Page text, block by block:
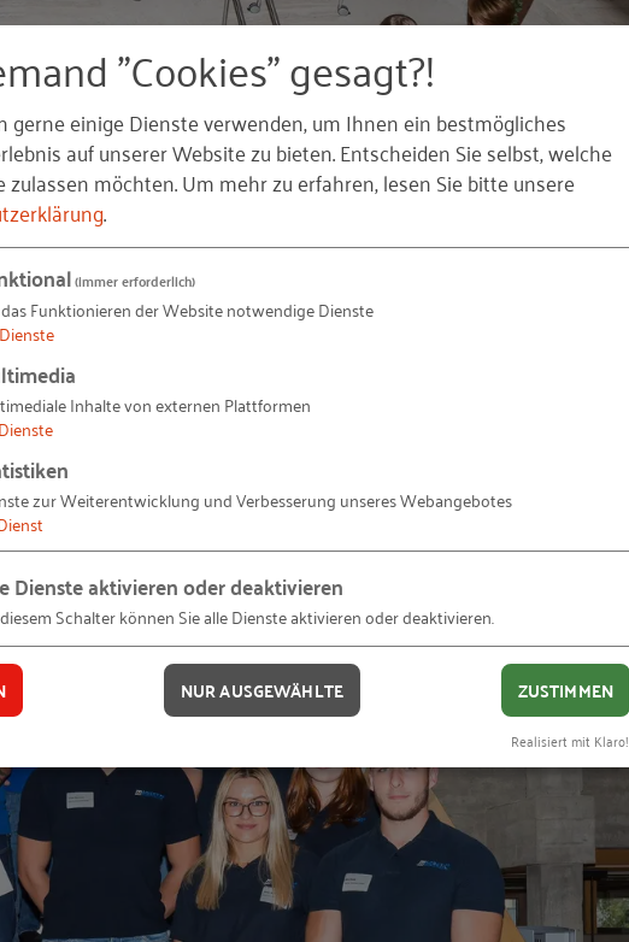
Berlin
aufwww.digiscouts.de
Digiscouts®-Wettbewerb: FEINWERKTECHNIK hago aus
und GGV Grenzgänger AG aus Lörräch mit
"Cookies" gesagt?!
gerne einige Dienste verwenden, um Ihnen ein bestmögliches
auf unserer Website zu bieten. Entscheiden Sie selbst, welche
zulassen möchten.Um mehr zu erfahren, lesen Sie bitte unsere
.
(immer erforderlich)
Funktionieren der Website notwendige Dienste
Dienste
Inhalte von externen Plattformen
Dienste
zur Weiterentwicklung und Verbesserung unseres Webangebotes
Dienste aktivieren oder deaktivieren
Schalter können Sie alle Dienste aktivieren oder deaktivieren.
NUR AUSGEWÄHLTE ZUSTIMMEN
Realisiert mit Klaro!